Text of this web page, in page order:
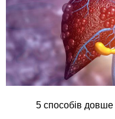
5 способів довше